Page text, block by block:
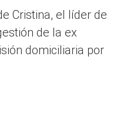
Cristina, el líder de
de la ex
domiciliaria por